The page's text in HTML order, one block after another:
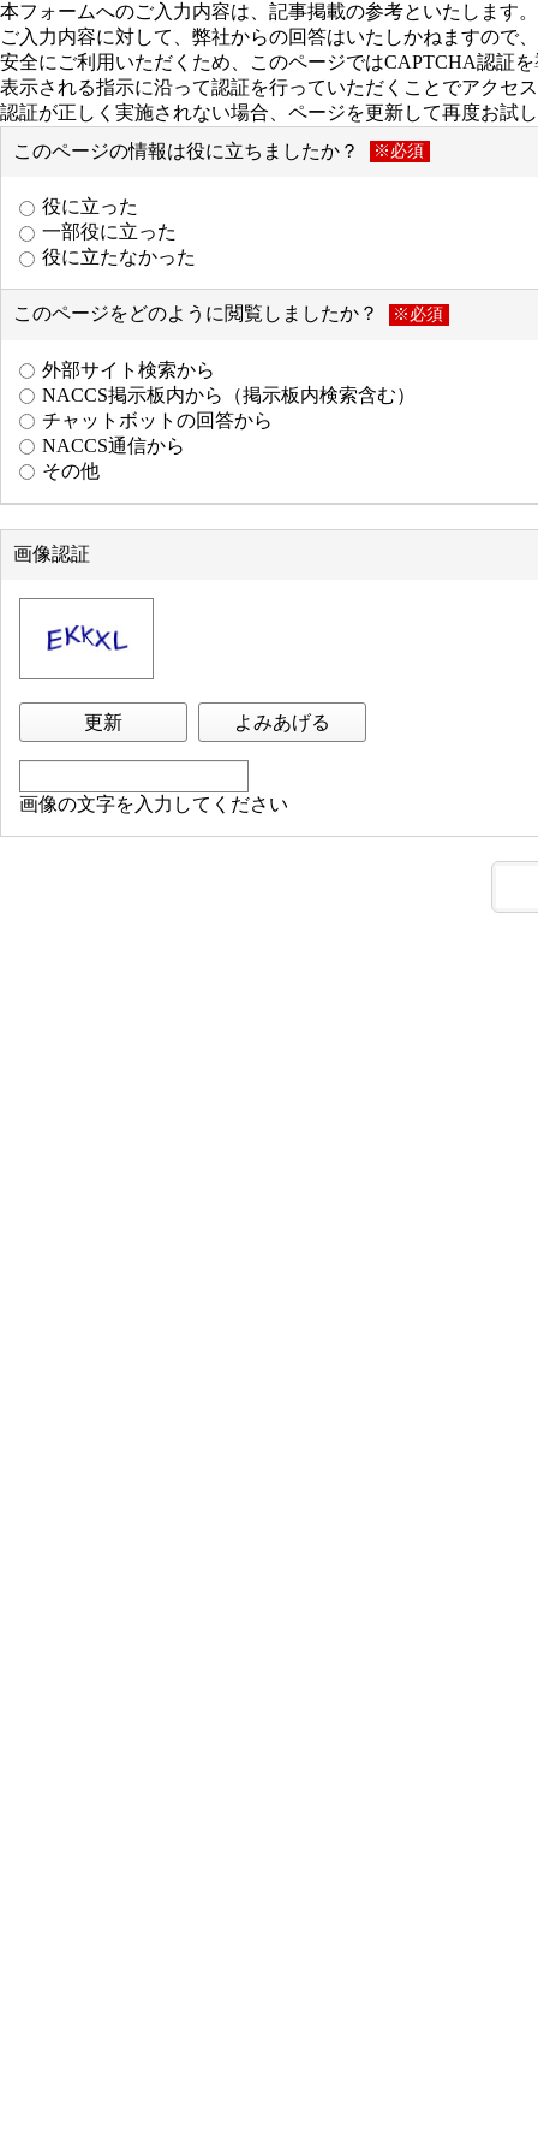
本フォームへのご入力内容は、記事掲載の参考といたします。
ご入力内容に対して、弊社からの回答はいたしかねますので
安全にご利用いただくため、このページではCAPTCHA認証
表示される指示に沿って認証を行っていただくことでアクセ
認証が正しく実施されない場合、ページを更新して再度お試
このページの情報は役に立ちましたか？
※必須
役に立った
一部役に立った
役に立たなかった
このページをどのように閲覧しましたか？ ※必須
外部サイト検索から
NACCS掲示板内から（掲示板内検索含む）
チャットボットの回答から
NACCS通信から
その他
画像認証
更新 よみあげる
画像の文字を入力してください